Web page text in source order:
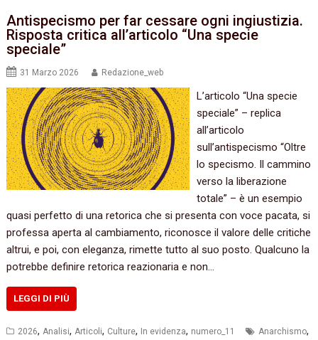
Antispecismo per far cessare ogni ingiustizia.
Risposta critica all’articolo “Una specie
speciale”
31 Marzo 2026 Redazione_web
L’articolo “Una specie
speciale” – replica
all’articolo
sull’antispecismo “Oltre
lo specismo. Il cammino
verso la liberazione
totale” – è un esempio
quasi perfetto di una retorica che si presenta con voce pacata, si
professa aperta al cambiamento, riconosce il valore delle critiche
altrui, e poi, con eleganza, rimette tutto al suo posto. Qualcuno la
potrebbe definire retorica reazionaria e non…
LEGGI DI PIÙ
2026, Analisi, Articoli, Culture, In evidenza, numero_11 Anarchismo,